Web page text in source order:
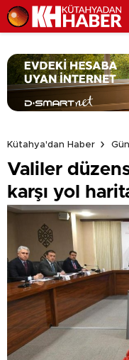
Kütahya'dan Haber
Valiler
karşı yol